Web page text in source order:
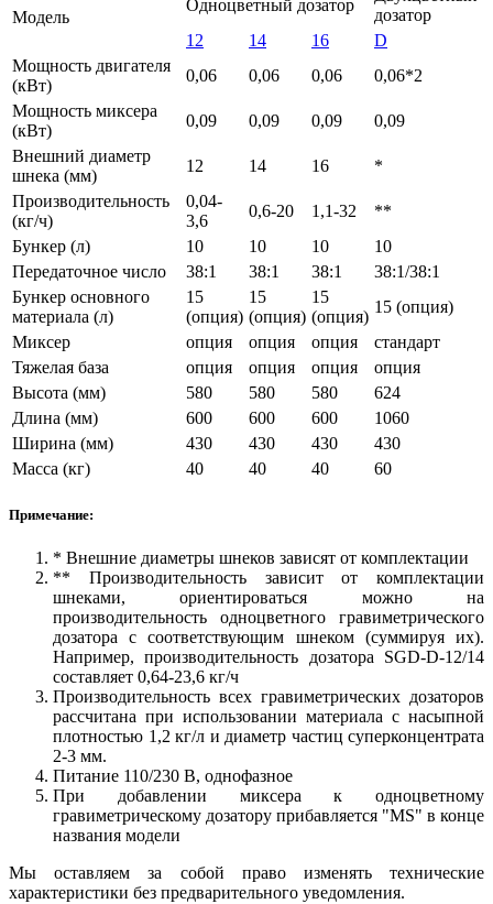
Модель
Одноцветный дозатор
дозатор
12
14 16
D
Мощность двигателя
(кВт)
0,06 0,06 0,06
0,06*2
Мощность миксера
(кВт)
0,09 0,09 0,09
0,09
Внешний диаметр
шнека (мм)
12 14 16
*
Производительность
(кг/ч)
0,04-
3,6
0,6-20 1,1-32
**
Бункер (л)
10 10 10
10
Передаточное число
38:1 38:1 38:1
38:1/38:1
Бункер основного
материала (л)
15
(опция)
15
(опция)
15
(опция)
15 (опция)
Миксер
опция опция опция
стандарт
Тяжелая база
опция опция опция
опция
Высота (мм)
580 580 580
624
Длина (мм)
600 600 600
1060
Ширина (мм)
430 430 430
430
Масса (кг)
40 40 40 60
Примечание:
* Внешние диаметры шнеков зависят от комплектации
** Производительность зависит от комплектации
шнеками, ориентироваться можно на
производительность одноцветного гравиметрического
дозатора с соответствующим шнеком (суммируя их).
Например, производительность дозатора SGD-D-12/14
составляет 0,64-23,6 кг/ч
Производительность всех гравиметрических дозаторов
рассчитана при использовании материала с насыпной
плотностью 1,2 кг/л и диаметр частиц суперконцентрата
2-3 мм.
Питание 110/230 В, однофазное
При добавлении миксера к одноцветному
гравиметрическому дозатору прибавляется "MS" в конце
названия модели
Мы оставляем за собой право изменять технические
характеристики без предварительного уведомления.